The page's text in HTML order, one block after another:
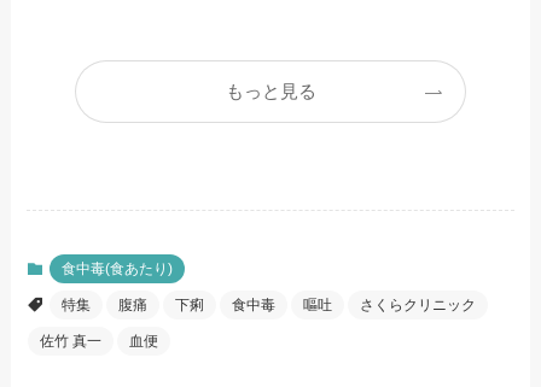
もっと見る
食中毒(食あたり)
特集 腹痛 下痢 食中毒 嘔吐 さくらクリニック
佐竹 真一 血便